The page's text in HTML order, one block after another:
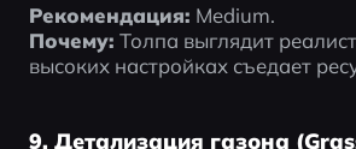
Рекомендация: Medium.
Почему: Толпа выглядит
высоких настройках съедает
9. Детализация газона